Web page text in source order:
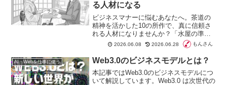
る人材になる
ビジネスマナーに悩むあなたへ。茶道の
精神を活かした10の所作で、真に信頼さ
れる人材になりませんか？「水屋の準
備」に学ぶ事前準備の徹底から「一期一
会」の心で臨む名刺交換まで、ビジネス
に役立つ具体的なマナーを解説。あなた
の立ち居振る舞いが変われば、仕事も人
間関係も円滑になるヒントが満載です。
2026.06.08 2026.06.28 もんさん
AI・Webを仕事に使う Web3.0のビジネスモデルとは？
本記事ではWeb3.0のビジネスモデルにつ
いて解説しています。Web3.0 は次世代の